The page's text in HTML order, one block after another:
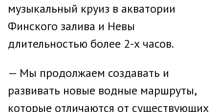
музыкальный круиз в акватории
Финского залива и Невы
длительностью более 2-х часов.
— Мы продолжаем создавать и
развивать новые водные маршруты,
которые отличаются от существующих